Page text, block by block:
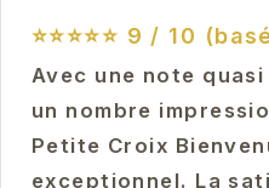
⭐⭐⭐⭐⭐ 9 / 10
Avec une note
un nombre
Petite Croix
exceptionnel. La